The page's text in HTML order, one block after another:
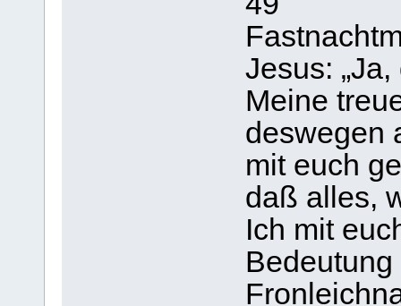
Jesus:
Meine
deswegen
mit euch
daß alles,
Ich mit